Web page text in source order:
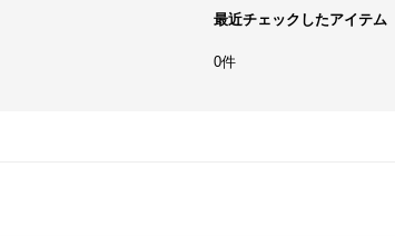
最近チェックしたアイテム
0件